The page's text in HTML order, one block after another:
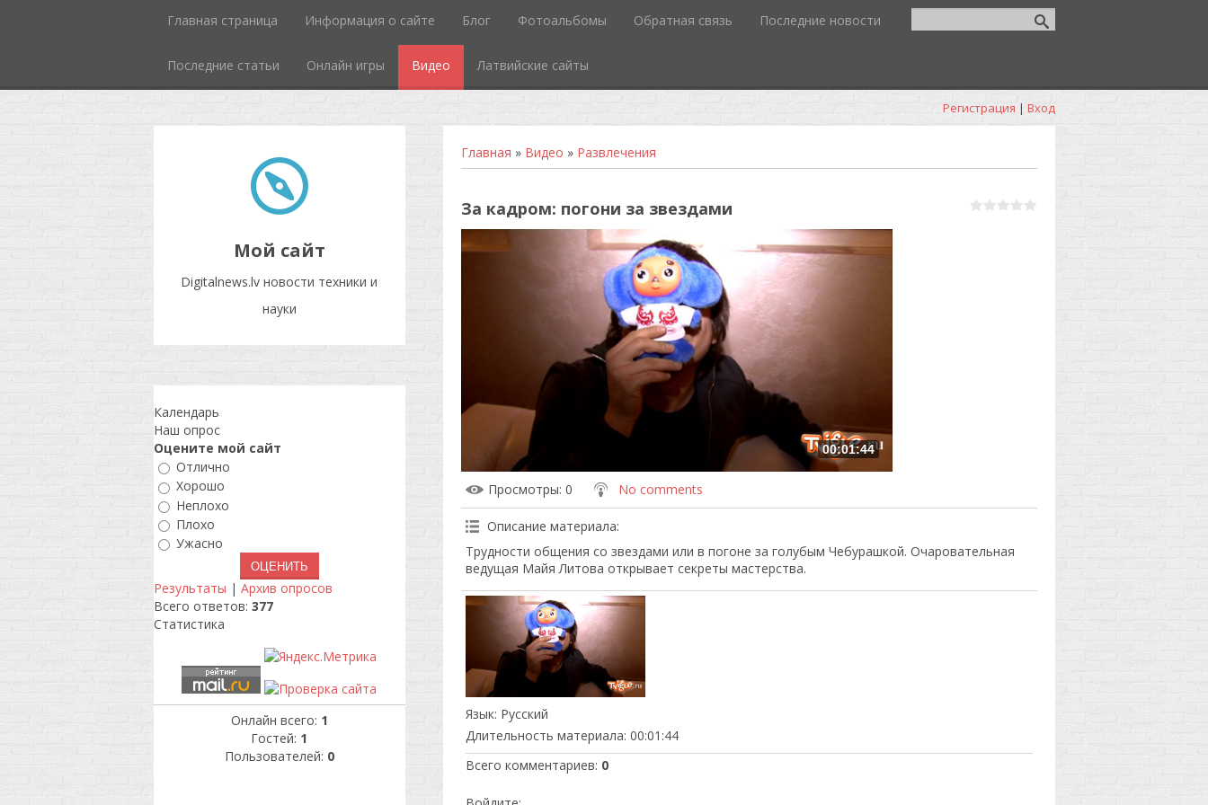
Главная страница Информация о сайте Блог Фотоальбомы Обратная связь Последние новости
Последние статьи Онлайн игры Видео Латвийские сайты
Регистрация | Вход
Мой сайт
Digitalnews.lv новости техники и
науки
Главная » Видео » Развлечения
За кадром: погони за звездами
00:01:44
Просмотры: 0 No comments
Описание материала:
Трудности общения со звездами или в погоне за голубым Чебурашкой. Очаровательная
ведущая Майя Литова открывает секреты мастерства.
Язык: Русский
Длительность материала: 00:01:44
Всего комментариев: 0
Календарь
Наш опрос
Оцените мой сайт
Отлично
Хорошо
Неплохо
Плохо
Ужасно
Результаты | Архив опросов
Всего ответов: 377
Статистика
Онлайн всего: 1
Гостей: 1
Пользователей: 0